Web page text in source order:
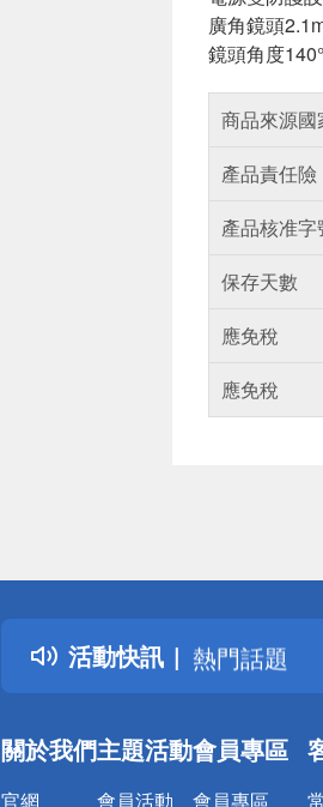
廣角鏡頭
鏡頭角度140°
商品來源國
產品責任險
產品核准字
保存天數
應免稅
應免稅
活動快訊
詐騙網頁！
得獎公告
熱門話題
銀行優惠
詐騙網頁！
關於我們
官網
主題活動
會員活動
會員專區
會員專區